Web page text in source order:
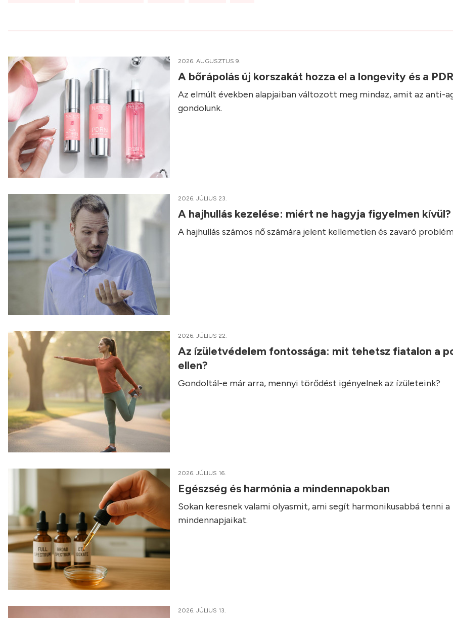
2026. AUGUSZTUS 9.
A bőrápolás új korszakát hozza el a longevity és a
Az elmúlt években alapjaiban változott meg mindaz, amit az anti-
gondolunk.
2026. JÚLIUS 23.
A hajhullás kezelése: miért ne hagyja figyelmen kívül?
A hajhullás számos nő számára jelent kellemetlen és zavaró
2026. JÚLIUS 22.
Az ízületvédelem fontossága: mit tehetsz fiatalon a
ellen?
Gondoltál-e már arra, mennyi törődést igényelnek az ízületeink?
2026. JÚLIUS 16.
Egészség és harmónia a mindennapokban
Sokan keresnek valami olyasmit, ami segít harmonikusabbá tenni a
mindennapjaikat.
2026. JÚLIUS 13.